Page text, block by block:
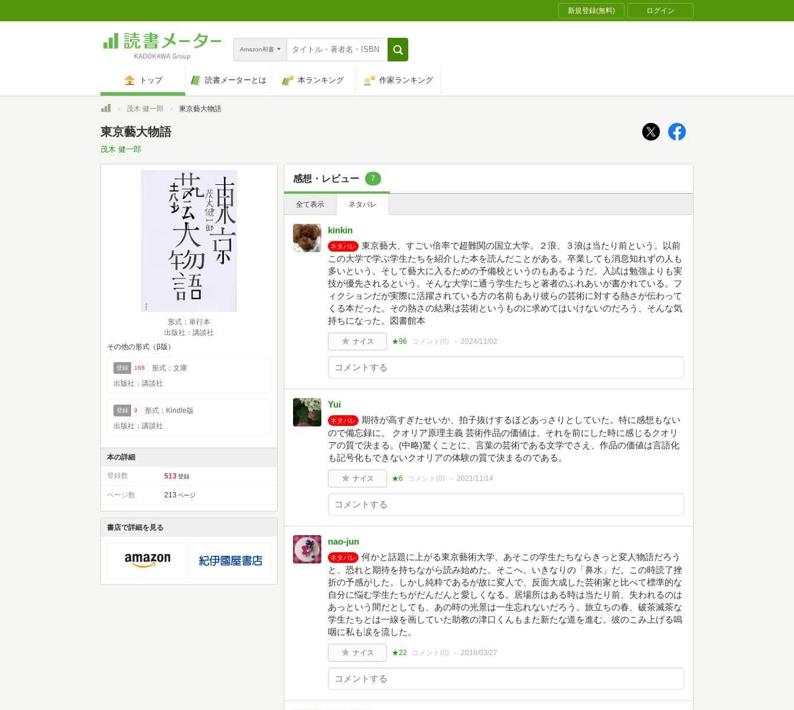
新規登録(無料) ログイン
Amazon和書
トップ 読書メーターとは 本ランキング 作家ランキング
トップ茂木 健一郎 東京藝大物語
東京藝大物語
茂木 健一郎
形式：単行本
出版社：講談社
その他の形式（β版）
登録 168
形式：文庫
出版社：講談社
登録 9
形式：Kindle版
出版社：講談社
本の詳細
登録数 513 登録
ページ数 213 ページ
書店で詳細を見る
感想・レビュー 7
全て表示 ネタバレ
kinkin
ネタバレ
東京藝大、すごい倍率で超難関の国立大学。２浪、３浪は当たり前という。以前
この大学で学ぶ学生たちを紹介した本を読んだことがある。卒業しても消息知れずの人も
多いという。そして藝大に入るための予備校というのもあるようだ。入試は勉強よりも実
技が優先されるという。そんな大学に通う学生たちと著者のふれあいが書かれている。フ
ィクションだが実際に活躍されている方の名前もあり彼らの芸術に対する熱さが伝わって
くる本だった。その熱さの結果は芸術というものに求めてはいけないのだろう、そんな気
持ちになった。図書館本
ナイス ★96 コメント(0) 2024/11/02
Yui
ネタバレ
期待が高すぎたせいか、拍子抜けするほどあっさりとしていた。特に感想もない
ので備忘録に。 クオリア原理主義 芸術作品の価値は、それを前にした時に感じるクオリ
アの質で決まる。(中略)驚くことに、言葉の芸術である文学でさえ、作品の価値は言語化
も記号化もできないクオリアの体験の質で決まるのである。
ナイス ★6 コメント(0) 2021/11/14
nao-jun
ネタバレ
何かと話題に上がる東京藝術大学、あそこの学生たちならきっと変人物語だろう
と、恐れと期待を持ちながら読み始めた。そこへ、いきなりの「鼻水」だ。この時読了挫
折の予感がした。しかし純粋であるが故に変人で、反面大成した芸術家と比べて標準的な
自分に悩む学生たちがだんだんと愛しくなる。居場所はある時は当たり前、失われるのは
あっという間だとしても、あの時の光景は一生忘れないだろう。旅立ちの春、破茶滅茶な
学生たちとは一線を画していた助教の津口くんもまた新たな道を進む。彼のこみ上げる嗚
咽に私も涙を流した。
ナイス ★22 コメント(0) 2018/03/27